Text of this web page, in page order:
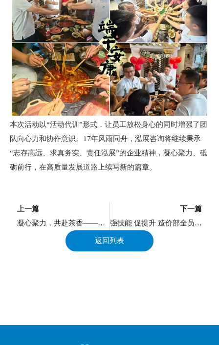
本次活动以“活动代训”形式，让员工放松身心的同时增强了团
队向心力和协作意识。17年风雨同舟，泓展咨询将继续秉承
“志存高远、求真务实、责任泓展”的企业精神，凝心聚力、砥
砺前行，在高质量发展道路上续写新的篇章。
上一篇
凝心聚力，共赴茶香——泓展咨询2026年“泓星荟”团建活动圆满收官
下一篇
强技能 促提升 造价部全员专业培训会顺利举办
返回列表